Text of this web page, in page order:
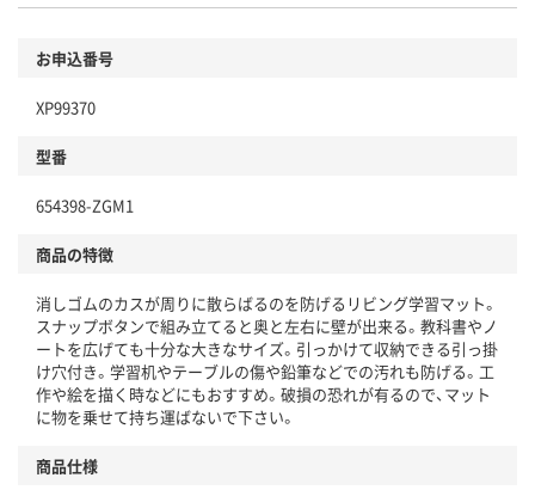
お申込番号
XP99370
型番
654398-ZGM1
商品の特徴
消しゴムのカスが周りに散らばるのを防げるリビング学習マット。
スナップボタンで組み立てると奥と左右に壁が出来る。教科書やノ
ートを広げても十分な大きなサイズ。引っかけて収納できる引っ掛
け穴付き。学習机やテーブルの傷や鉛筆などでの汚れも防げる。工
作や絵を描く時などにもおすすめ。破損の恐れが有るので、マット
に物を乗せて持ち運ばないで下さい。
商品仕様